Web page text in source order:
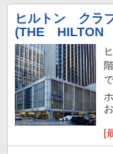
ヒルトン クラ
(THE
[